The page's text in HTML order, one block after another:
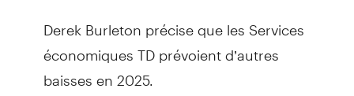
Derek Burleton précise que les Services
économiques TD prévoient d’autres
baisses en 2025.